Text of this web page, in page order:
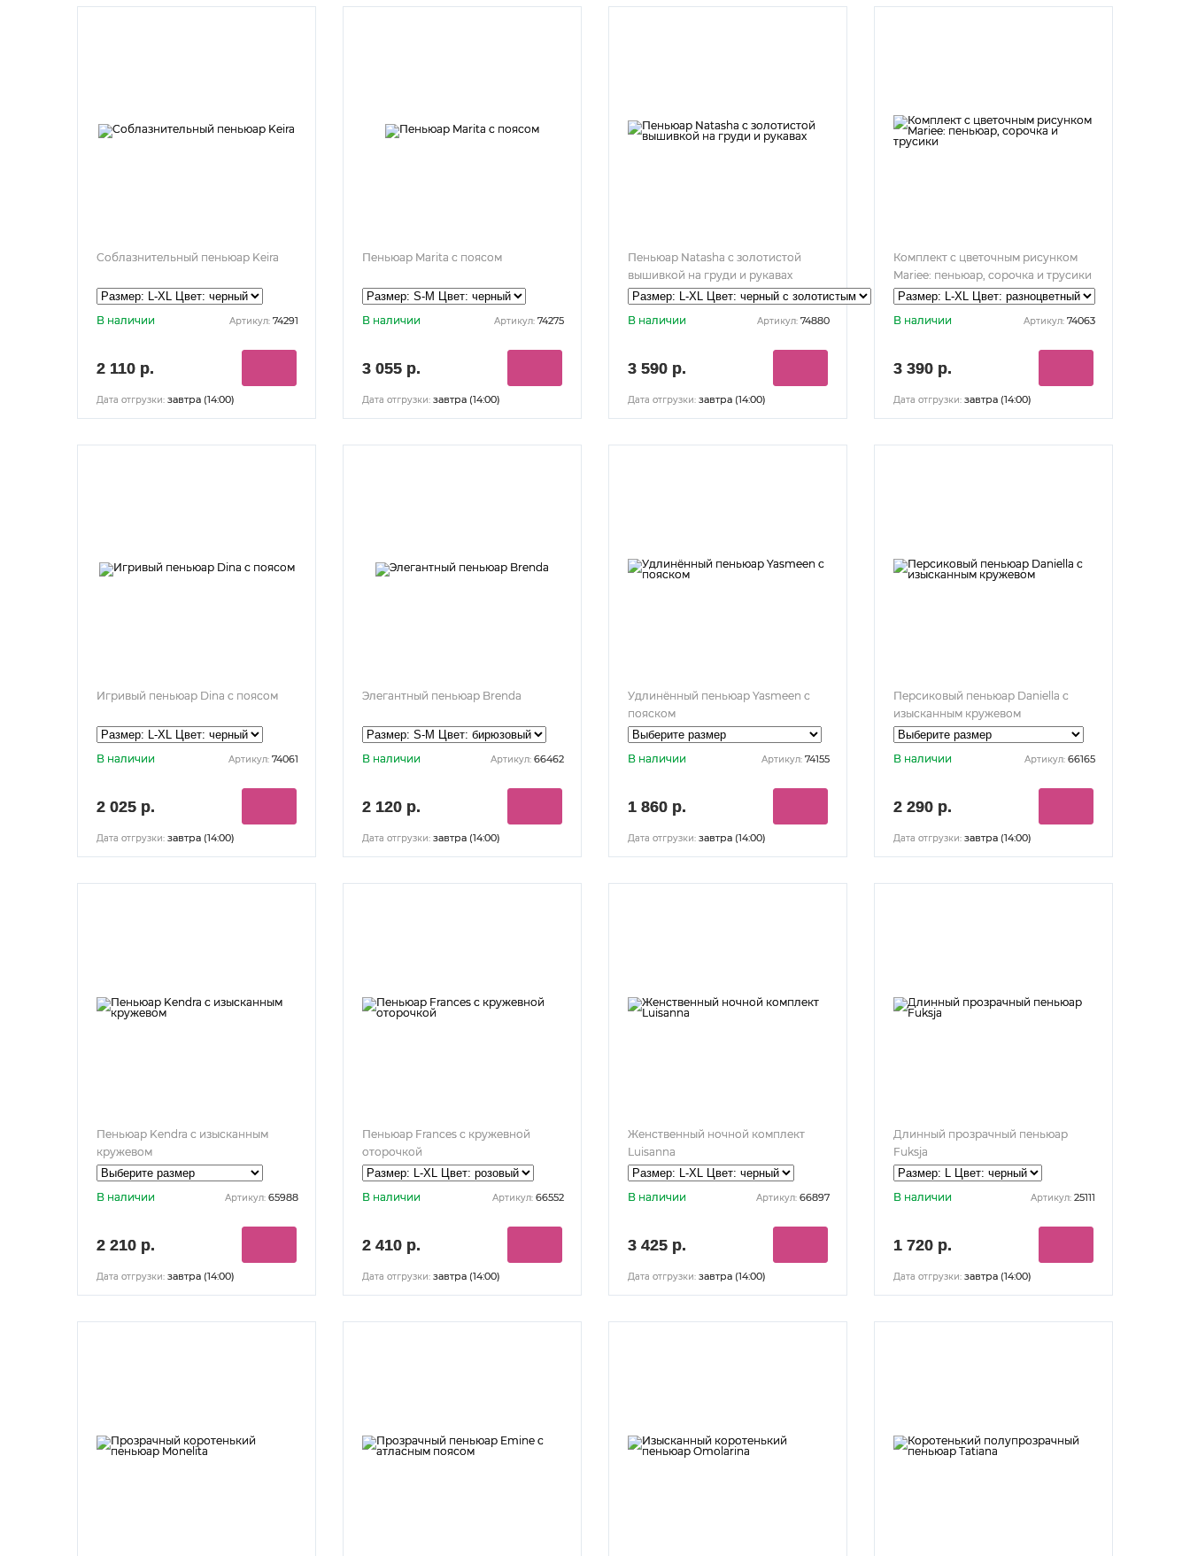
Соблазнительный пеньюар Keira
В наличии Артикул: 74291
2 110 р.
Дата отгрузки: завтра (14:00)
Пеньюар Marita с поясом
В наличии Артикул: 74275
3 055 р.
Дата отгрузки: завтра (14:00)
Пеньюар Natasha с золотистой
вышивкой на груди и рукавах
В наличии Артикул: 74880
3 590 р.
Дата отгрузки: завтра (14:00)
Комплект с цветочным рисунком
Mariee: пеньюар, сорочка и трусики
В наличии Артикул: 74063
3 390 р.
Дата отгрузки: завтра (14:00)
Игривый пеньюар Dina с поясом
В наличии Артикул: 74061
2 025 р.
Дата отгрузки: завтра (14:00)
Элегантный пеньюар Brenda
В наличии Артикул: 66462
2 120 р.
Дата отгрузки: завтра (14:00)
Удлинённый пеньюар Yasmeen с
пояском
В наличии Артикул: 74155
1 860 р.
Дата отгрузки: завтра (14:00)
Персиковый пеньюар Daniella с
изысканным кружевом
В наличии Артикул: 66165
2 290 р.
Дата отгрузки: завтра (14:00)
Пеньюар Kendra с изысканным
кружевом
В наличии Артикул: 65988
2 210 р.
Дата отгрузки: завтра (14:00)
Пеньюар Frances с кружевной
оторочкой
В наличии Артикул: 66552
2 410 р.
Дата отгрузки: завтра (14:00)
Женственный ночной комплект
Luisanna
В наличии Артикул: 66897
3 425 р.
Дата отгрузки: завтра (14:00)
Длинный прозрачный пеньюар
Fuksja
В наличии Артикул: 25111
1 720 р.
Дата отгрузки: завтра (14:00)